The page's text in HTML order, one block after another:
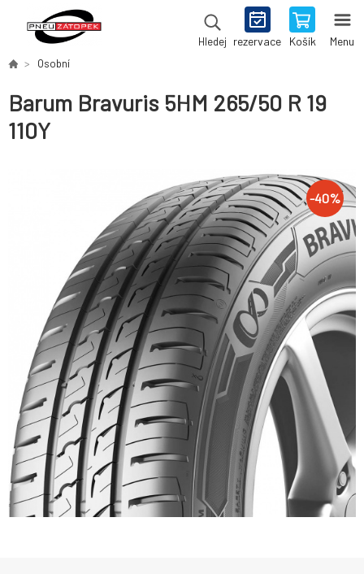
Hledej rezervace Košík Menu
Osobní
Barum Bravuris 5HM 265/50 R 19
110Y
-40%